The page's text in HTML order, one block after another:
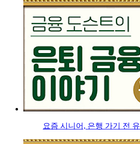
요즘 시니어, 은행 가기 전